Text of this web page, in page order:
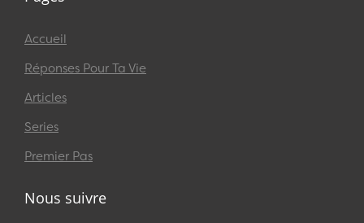
Accueil
Réponses Pour Ta Vie
Articles
Series
Premier Pas
Nous suivre